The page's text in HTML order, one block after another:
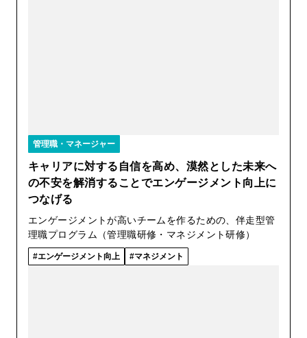
管理職・マネージャー
キャリアに対する自信を高め、漠然とした未来へ
の不安を解消することでエンゲージメント向上に
つなげる
エンゲージメントが高いチームを作るための、伴走型管
理職プログラム（管理職研修・マネジメント研修）
エンゲージメント向上 マネジメント